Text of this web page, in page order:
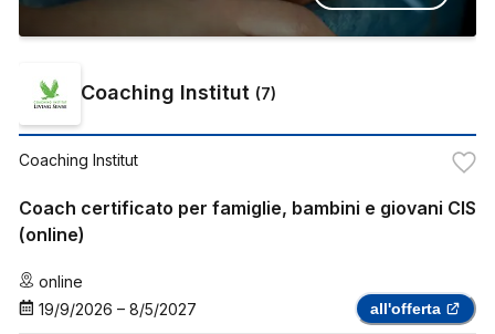
Coaching Institut (7)
Coaching Institut
Coach certificato per famiglie, bambini e giovani CIS
(online)
online
19/9/2026 – 8/5/2027 all'offerta